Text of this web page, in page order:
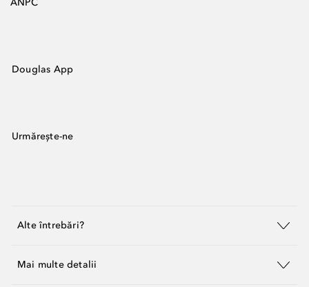
Douglas App
Urmărește-ne
Alte întrebări?
Mai multe detalii